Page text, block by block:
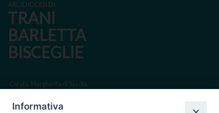
ARCIDIOCESI DI
TRANI
BARLETTA
BISCEGLIE
Corato, Margherita di Savoia,
Informativa